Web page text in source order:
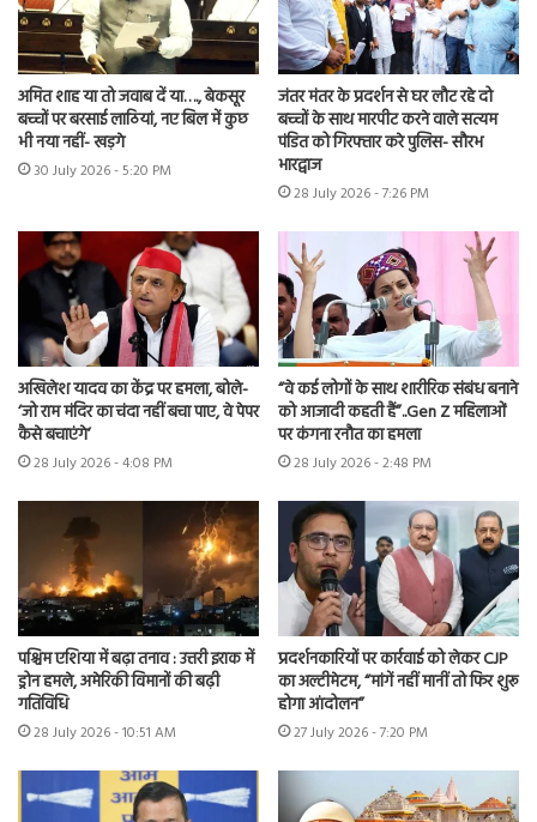
अमित शाह या तो जवाब दें या…., बेकसूर
बच्चों पर बरसाई लाठियां, नए बिल में कुछ
भी नया नहीं- खड़गे
30 July 2026 - 5:20 PM
जंतर मंतर के प्रदर्शन से घर लौट रहे दो
बच्चों के साथ मारपीट करने वाले सत्यम
पंडित को गिरफ्तार करे पुलिस- सौरभ
भारद्वाज
28 July 2026 - 7:26 PM
अखिलेश यादव का केंद्र पर हमला, बोले-
‘जो राम मंदिर का चंदा नहीं बचा पाए, वे पेपर
कैसे बचाएंगे’
28 July 2026 - 4:08 PM
“वे कई लोगों के साथ शारीरिक संबंध बनाने
को आजादी कहती हैं”..Gen Z महिलाओं
पर कंगना रनौत का हमला
28 July 2026 - 2:48 PM
पश्चिम एशिया में बढ़ा तनाव : उत्तरी इराक में
ड्रोन हमले, अमेरिकी विमानों की बढ़ी
गतिविधि
28 July 2026 - 10:51 AM
प्रदर्शनकारियों पर कार्रवाई को लेकर CJP
का अल्टीमेटम, “मांगें नहीं मानीं तो फिर शुरू
होगा आंदोलन”
27 July 2026 - 7:20 PM